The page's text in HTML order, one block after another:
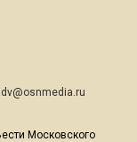
Московского